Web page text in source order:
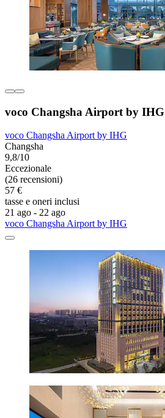
voco Changsha Airport by IHG
voco Changsha Airport by IHG
Changsha
9,8/10
Eccezionale
(26 recensioni)
57 €
tasse e oneri inclusi
21 ago - 22 ago
voco Changsha Airport by IHG